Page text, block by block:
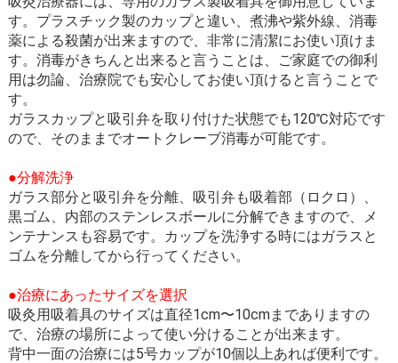
す。プラスチック製のカップと違い、煮沸や紫外線、消毒
薬による殺菌が出来ますので、非常に清潔にお使い頂けま
す。消毒がきちんと出来ると言うことは、ご家庭での御利
用は勿論、治療院でも安心してお使い頂けると言うことで
す。
ガラスカップと吸引弁を取り付けた状態でも120℃対応です
ので、そのままでオートクレーブ消毒が可能です。
●分解洗浄
ガラス部分と吸引弁を分離、吸引弁も吸着部（ロクロ）、
黒ゴム、内部のステンレスボールに分解できますので、メ
ンテナンスも容易です。カップを洗浄する時にはガラスと
ゴムを分離してから行ってください。
●治療にあったサイズを選択
吸灸用吸着具のサイズは直径1cm〜10cmまでありますの
で、治療の場所によって使い分けることが出来ます。
背中一面の治療には5号カップが10個以上あれば便利です。